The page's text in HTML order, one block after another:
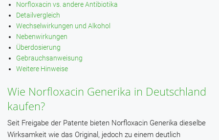
Norfloxacin vs. andere Antibiotika
Detailvergleich
Wechselwirkungen und Alkohol
Nebenwirkungen
Überdosierung
Gebrauchsanweisung
Weitere Hinweise
Wie Norfloxacin Generika in Deutschland
kaufen?
Seit Freigabe der Patente bieten Norfloxacin Generika dieselbe
Wirksamkeit wie das Original, jedoch zu einem deutlich